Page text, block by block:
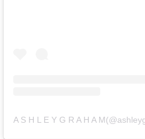
A S H L E Y G R A H A